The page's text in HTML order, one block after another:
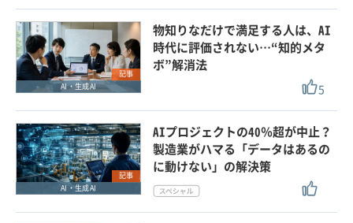
記事
AI・生成AI
物知りなだけで満足する人は、AI
時代に評価されない…“知的メタ
ボ”解消法
5
記事
AI・生成AI
AIプロジェクトの40％超が中止？
製造業がハマる「データはあるの
に動けない」の解決策